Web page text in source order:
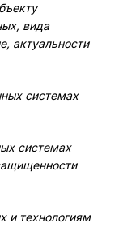
вида
актуальности
системах
системах
и технологиям